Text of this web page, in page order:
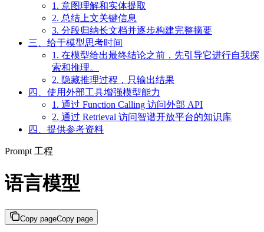
1. 意图理解和实体提取
2. 总结上文关键信息
3. 分段归纳长文档并逐步构建完整摘要
三、给于模型思考时间
1. 在模型给出最终结论之前，先引导它进行自我探
索和推理。
2. 隐藏推理过程，只输出结果
四、使用外部工具增强模型能力
1. 通过 Function Calling 访问外部 API
2. 通过 Retrieval 访问智谱开放平台的知识库
四、提供参考资料
Prompt 工程
语言模型
Copy pageCopy page